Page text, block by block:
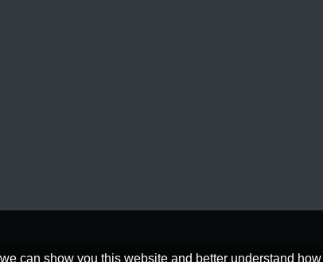
can show you this website and better understand